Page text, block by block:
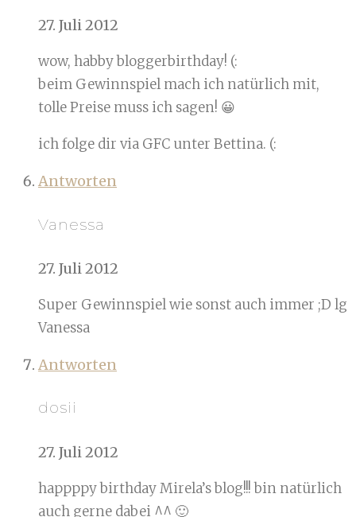
27. Juli 2012
wow, habby bloggerbirthday! (:
beim Gewinnspiel mach ich natürlich mit,
tolle Preise muss ich sagen! 😀
ich folge dir via GFC unter Bettina. (:
Antworten
Vanessa
27. Juli 2012
Super Gewinnspiel wie sonst auch immer ;D lg
Vanessa
Antworten
dosii
27. Juli 2012
happppy birthday Mirela’s blog!!! bin natürlich
auch gerne dabei ^^ 🙂